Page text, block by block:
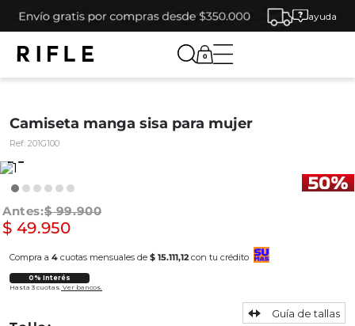
ayuda
0
Camiseta manga sisa para mujer
Ref: 201G100
$ 99.900
$ 49.950
Compra a 4 cuotas mensuales de $ 15.111,12 con tu crédito
0% Interés
Hasta 3 cuotas. Ver bancos.
Guía de tallas